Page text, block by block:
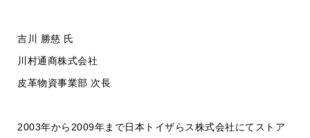
吉川 勝慈 氏
川村通商株式会社
皮革物資事業部 次長
2003年から2009年まで日本トイザらス株式会社にてストア